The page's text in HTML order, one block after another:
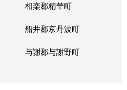
相楽郡精華町
船井郡京丹波町
与謝郡与謝野町